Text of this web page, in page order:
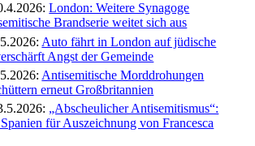
London: Weitere Synagoge
Brandserie weitet sich aus
Auto fährt in London auf jüdische
Angst der Gemeinde
Antisemitische Morddrohungen
erneut Großbritannien
„Abscheulicher Antisemitismus“:
für Auszeichnung von Francesca